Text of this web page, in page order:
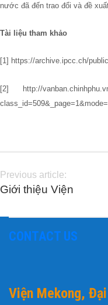
nước đã đến trao đổi và đề
Tài liệu tham khảo
[1] https://archive.ipcc.ch/
[2] http://
Previous article:
Giới thiệu Viện
CONTACT US
Viện Mekong,